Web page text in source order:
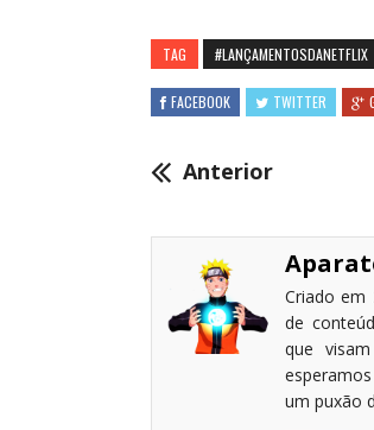
TAG #LANÇAMENTOSDANETFLIX
FACEBOOK TWITTER
Anterior
Criado
de
que
um puxão